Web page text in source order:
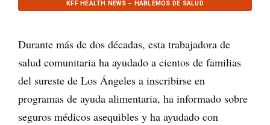
KFF HEALTH NEWS – HABLEMOS DE SALUD
Durante más de dos décadas, esta trabajadora de
salud comunitaria ha ayudado a cientos de familias
del sureste de Los Ángeles a inscribirse en
programas de ayuda alimentaria, ha informado sobre
seguros médicos asequibles y ha ayudado con